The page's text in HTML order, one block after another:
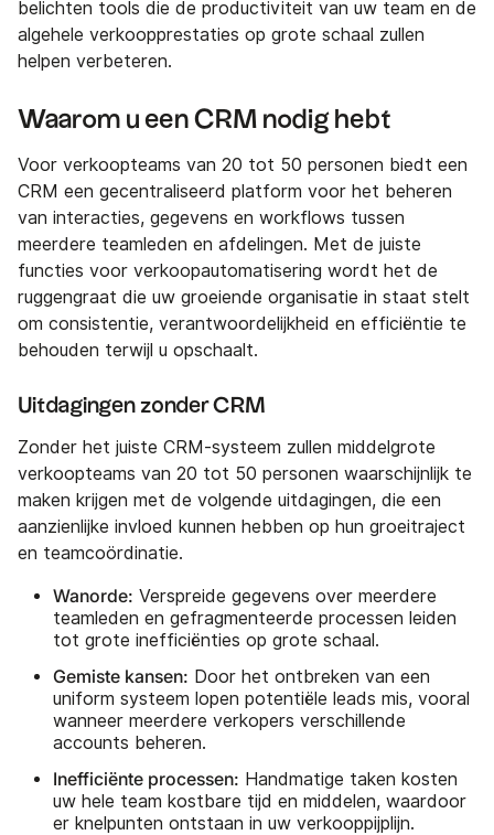
belichten tools die de productiviteit van uw team en de
algehele verkoopprestaties op grote schaal zullen
helpen verbeteren.
Waarom u een CRM nodig hebt
Voor verkoopteams van 20 tot 50 personen biedt een
CRM een gecentraliseerd platform voor het beheren
van interacties, gegevens en workflows tussen
meerdere teamleden en afdelingen. Met de juiste
functies voor verkoopautomatisering wordt het de
ruggengraat die uw groeiende organisatie in staat stelt
om consistentie, verantwoordelijkheid en efficiëntie te
behouden terwijl u opschaalt.
Uitdagingen zonder CRM
Zonder het juiste CRM-systeem zullen middelgrote
verkoopteams van 20 tot 50 personen waarschijnlijk te
maken krijgen met de volgende uitdagingen, die een
aanzienlijke invloed kunnen hebben op hun groeitraject
en teamcoördinatie.
Wanorde: Verspreide gegevens over meerdere
teamleden en gefragmenteerde processen leiden
tot grote inefficiënties op grote schaal.
Gemiste kansen: Door het ontbreken van een
uniform systeem lopen potentiële leads mis, vooral
wanneer meerdere verkopers verschillende
accounts beheren.
Inefficiënte processen: Handmatige taken kosten
uw hele team kostbare tijd en middelen, waardoor
er knelpunten ontstaan in uw verkooppijplijn.